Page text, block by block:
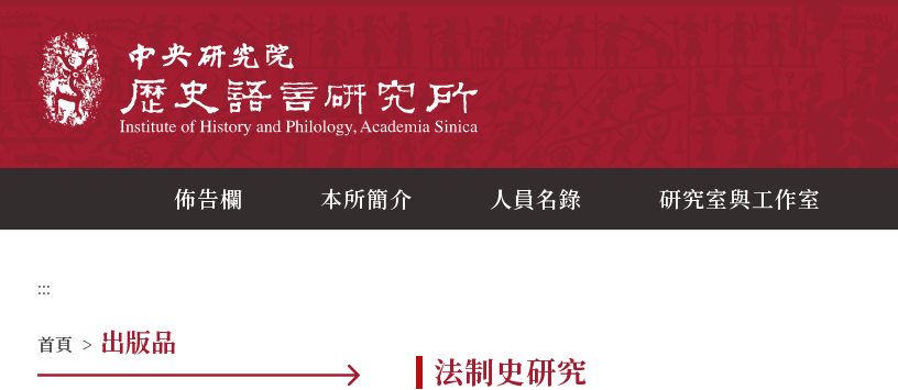
佈告欄 本所簡介 人員名錄 研究室與工作室
:::
首頁 > 出版品
法制史研究